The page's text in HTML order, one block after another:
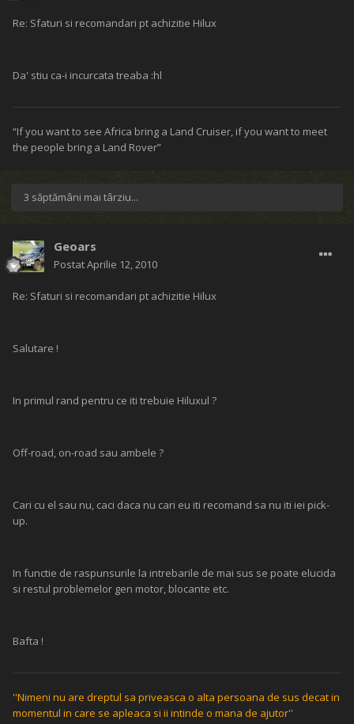
Re: Sfaturi si recomandari pt achizitie Hilux
Da' stiu ca-i incurcata treaba :hl
“If you want to see Africa bring a Land Cruiser, if you want to meet
the people bring a Land Rover”
3 săptămâni mai târziu...
Geoars
PostatAprilie 12, 2010
Re: Sfaturi si recomandari pt achizitie Hilux
Salutare !
In primul rand pentru ce iti trebuie Hiluxul ?
Off-road, on-road sau ambele ?
Cari cu el sau nu, caci daca nu cari eu iti recomand sa nu iti iei pick-
up.
In functie de raspunsurile la intrebarile de mai sus se poate elucida
si restul problemelor gen motor, blocante etc.
Bafta !
''Nimeni nu are dreptul sa priveasca o alta persoana de sus decat in
momentul in care se apleaca si ii intinde o mana de ajutor''